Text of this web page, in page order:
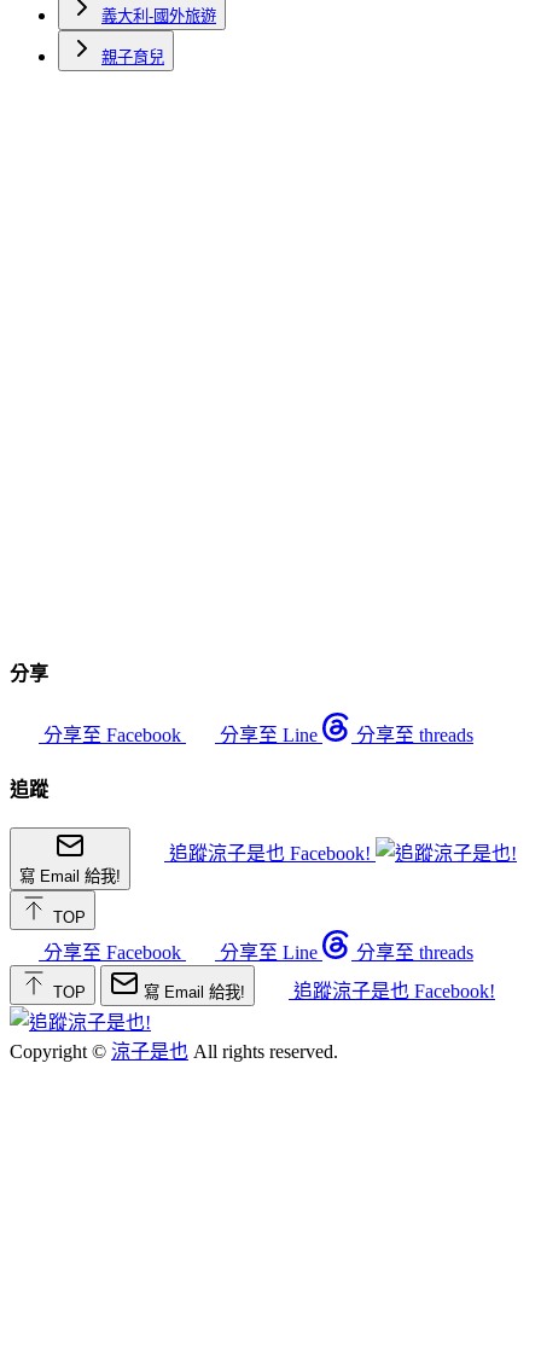
義大利-國外旅遊
親子育兒
分享
分享至 Facebook 分享至 Line 分享至 threads
追蹤
寫 Email 給我!
追蹤涼子是也 Facebook!
TOP
分享至 Facebook 分享至 Line 分享至 threads
TOP 寫 Email 給我! 追蹤涼子是也 Facebook!
Copyright © 涼子是也 All rights reserved.